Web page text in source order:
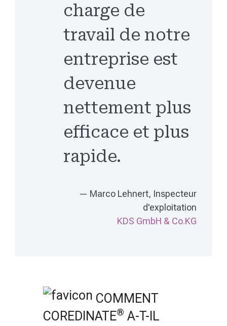
charge de
travail de notre
entreprise est
devenue
nettement plus
efficace et plus
rapide.
— Marco Lehnert, Inspecteur
d'exploitation
KDS GmbH & Co.KG
COMMENT
COREDINATE® A-T-IL